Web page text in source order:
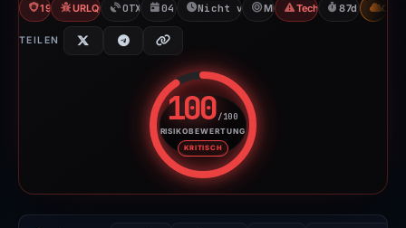
19/95 VTURLQuery: 100 detections
OTX: 14 refs
04.12.2025Nicht verfügbar seit 01.03.2026
MicrosoftTech Support Scam
87d to CDN
TEILEN
100/100
RISIKOBEWERTUNG
KRITISCH
Risikobewertung: 100 von